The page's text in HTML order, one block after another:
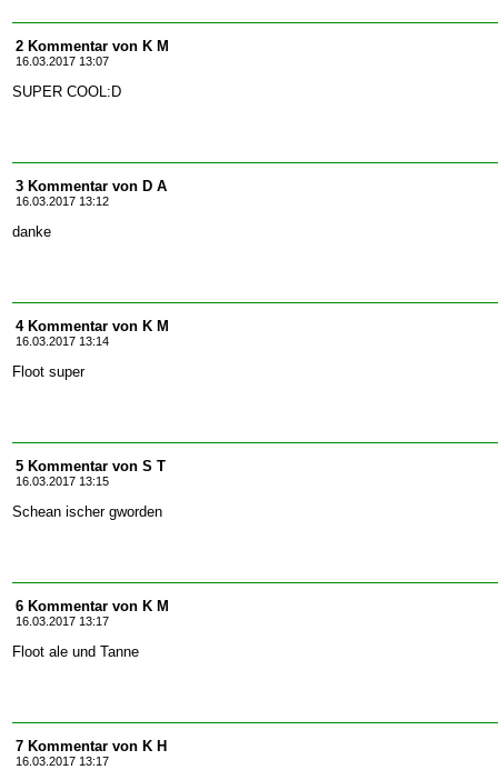
2 Kommentar von K M
16.03.2017 13:07
SUPER COOL:D
3 Kommentar von D A
16.03.2017 13:12
danke
4 Kommentar von K M
16.03.2017 13:14
Floot super
5 Kommentar von S T
16.03.2017 13:15
Schean ischer gworden
6 Kommentar von K M
16.03.2017 13:17
Floot ale und Tanne
7 Kommentar von K H
16.03.2017 13:17